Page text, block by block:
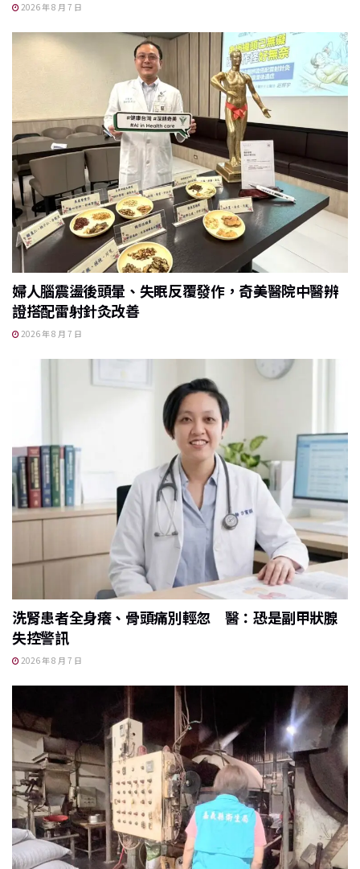
2026 年 8 月 7 日
婦人腦震盪後頭暈、失眠反覆發作，奇美醫院中醫辨
證搭配雷射針灸改善
2026 年 8 月 7 日
洗腎患者全身癢、骨頭痛別輕忽 醫：恐是副甲狀腺
失控警訊
2026 年 8 月 7 日